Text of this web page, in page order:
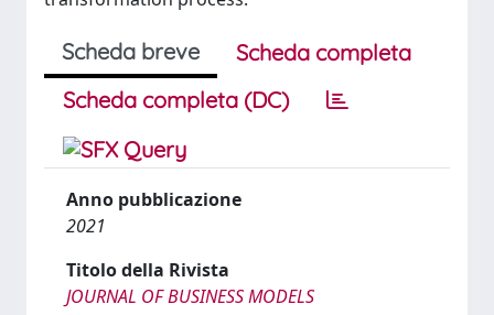
Scheda breve
Scheda completa
Scheda completa (DC)
Anno pubblicazione
2021
Titolo della Rivista
JOURNAL OF BUSINESS MODELS